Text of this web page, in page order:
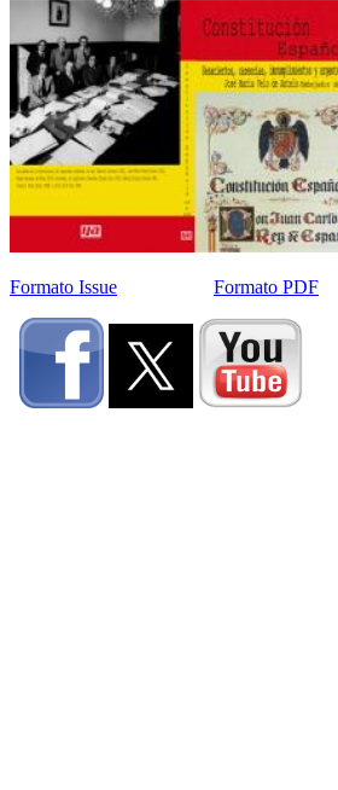
Formato Issue Formato PDF